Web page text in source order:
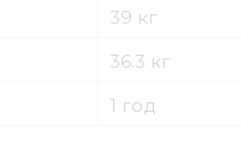
39 кг
36.3 кг
1 год